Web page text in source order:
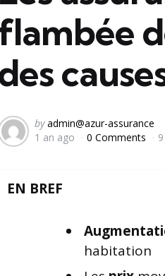
Posted
by
by admin@azur-assurance
1 an ago
0 Comments
EN BREF
habitation